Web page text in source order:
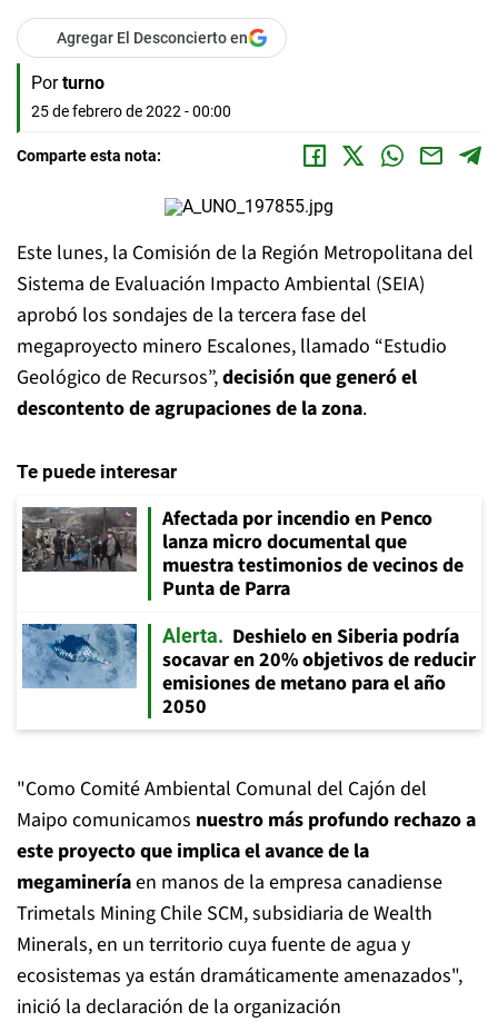
Agregar El Desconcierto en
Por turno
25 de febrero de 2022 - 00:00
Comparte esta nota:
Este lunes, la Comisión de la Región Metropolitana del
Sistema de Evaluación Impacto Ambiental (SEIA)
aprobó los sondajes de la tercera fase del
megaproyecto minero Escalones, llamado “Estudio
Geológico de Recursos”,decisión que generó el
descontento de agrupaciones de la zona.
Te puede interesar
Afectada por incendio en Penco
lanza micro documental que
muestra testimonios de vecinos de
Punta de Parra
Alerta
Deshielo en Siberia podría
socavar en 20% objetivos de reducir
emisiones de metano para el año
2050
"Como Comité Ambiental Comunal del Cajón del
Maipo comunicamos nuestro más profundo rechazo a
este proyecto que implica el avance de la
megamineríaen manos de la empresa canadiense
Trimetals Mining Chile SCM, subsidiaria de Wealth
Minerals, en un territorio cuya fuente de agua y
ecosistemas ya están dramáticamente amenazados",
inició la declaración de la organización